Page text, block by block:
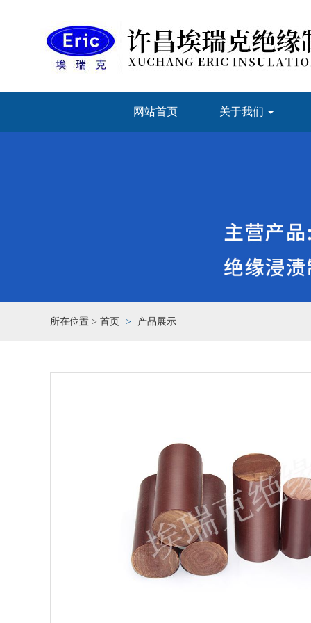
网站首页 关于我们
所在位置 > 首页 产品展示